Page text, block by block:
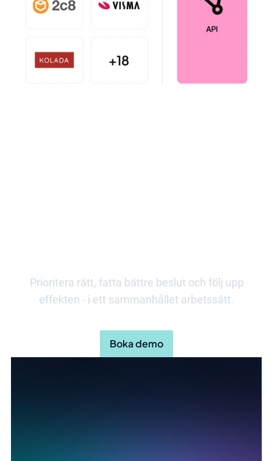
Prioritera rätt, fatta bättre beslut och följ upp
effekten - i ett sammanhållet arbetssätt.
Boka demo